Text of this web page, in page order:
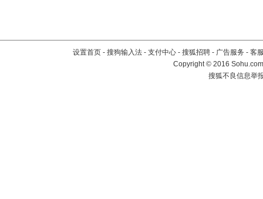
设置首页 - 搜狗输入法 - 支付中心 - 搜狐招聘 - 广告服务 - 客
Copyright©2016
搜狐不良信息举